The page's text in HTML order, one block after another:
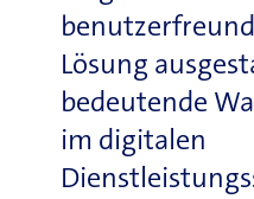
Lösung
bedeutende
im digitalen